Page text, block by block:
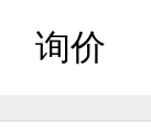
询价